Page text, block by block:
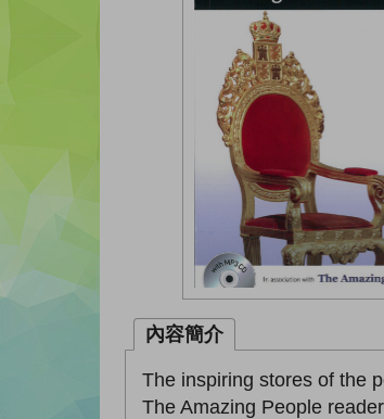
內容簡介
The inspiring stores of the
The Amazing People